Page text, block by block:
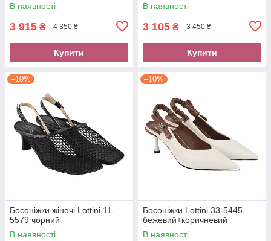
В наявності
3 915 ₴ 4 350 ₴
Купити
В наявності
3 105 ₴ 3 450 ₴
Купити
–10%
Босоніжки жіночі Lottini 11-
5579 чорний
В наявності
–10%
Босоніжки Lottini 33-5445
бежевий+коричневий
В наявності